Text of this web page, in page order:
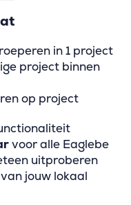
in 1 project
project binnen
op project
voor alle Eaglebe
uitproberen
jouw lokaal